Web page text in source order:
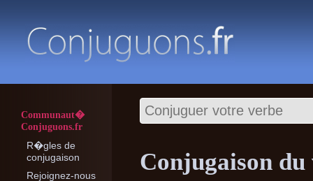
Communaut�
Conjuguons.fr
R�gles de
conjugaison
Rejoignez-nous
Conjugaison du